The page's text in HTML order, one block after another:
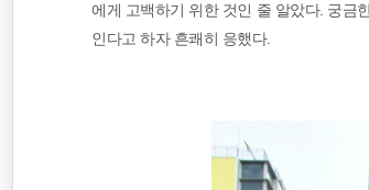
에게 고백하기 위한 것인 줄 알았다. 궁금
인다고 하자 흔쾌히 응했다.